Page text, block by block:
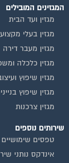
המגזינים המובילים
מגזין ועד הבית
מגזין בעלי מקצוע
מגזין מעבר דירה
מגזין כלכלה
מגזין שיפוץ
מגזין שיפוץ
מגזין צרכנות
שירותים נוספים
טפסים שימושיים
אינדקס נותני